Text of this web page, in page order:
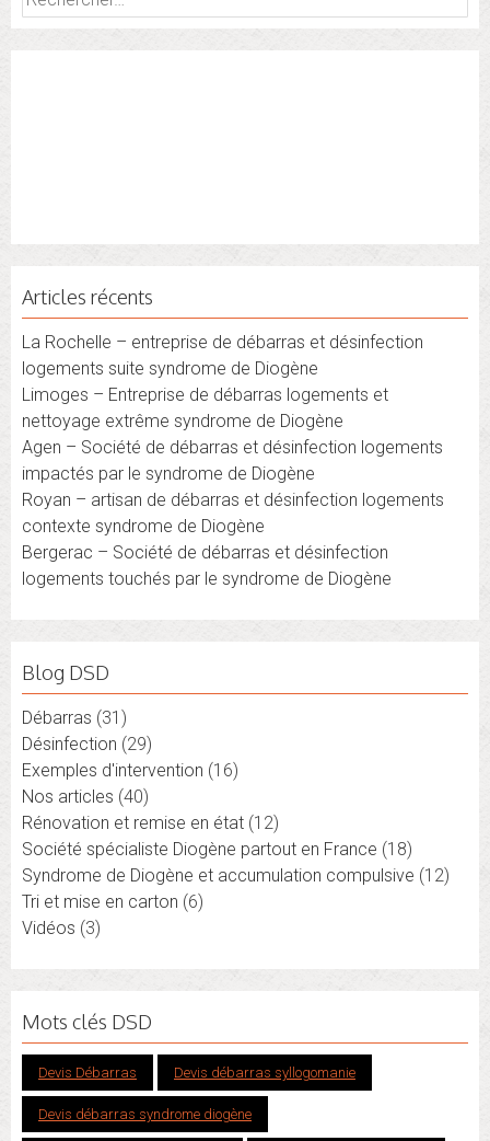
Articles récents
La Rochelle – entreprise de débarras et désinfection
logements suite syndrome de Diogène
Limoges – Entreprise de débarras logements et
nettoyage extrême syndrome de Diogène
Agen – Société de débarras et désinfection logements
impactés par le syndrome de Diogène
Royan – artisan de débarras et désinfection logements
contexte syndrome de Diogène
Bergerac – Société de débarras et désinfection
logements touchés par le syndrome de Diogène
Blog DSD
Débarras (31)
Désinfection (29)
Exemples d'intervention (16)
Nos articles (40)
Rénovation et remise en état (12)
Société spécialiste Diogène partout en France (18)
Syndrome de Diogène et accumulation compulsive (12)
Tri et mise en carton (6)
Vidéos (3)
Mots clés DSD
Devis Débarras Devis débarras syllogomanie
Devis débarras syndrome diogène